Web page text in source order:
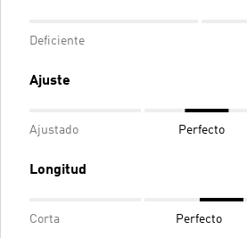
Deficiente
Ajuste
Ajustado Perfecto
Longitud
Corta Perfecto